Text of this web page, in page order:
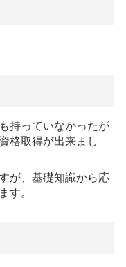
持っていなかったが
格取得が出来まし
が、基礎知識から応
す。